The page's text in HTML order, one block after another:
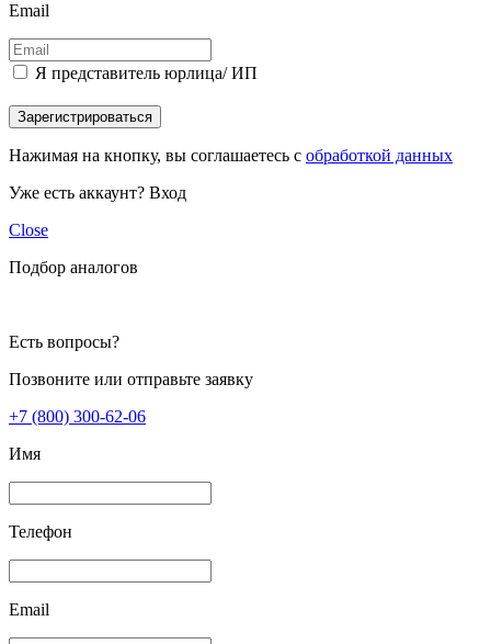
Email
Я представитель юрлица/ ИП
Зарегистрироваться
Нажимая на кнопку, вы соглашаетесь с обработкой данных
Уже есть аккаунт? Вход
Close
Подбор аналогов
Есть вопросы?
Позвоните или отправьте заявку
+7 (800) 300-62-06
Имя
Телефон
Email